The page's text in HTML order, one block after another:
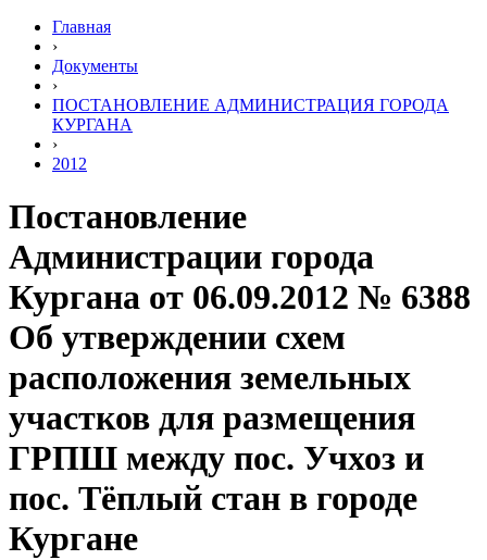
Главная
›
Документы
›
ПОСТАНОВЛЕНИЕ АДМИНИСТРАЦИЯ ГОРОДА
КУРГАНА
›
2012
Постановление
Администрации города
Кургана от 06.09.2012 № 6388
Об утверждении схем
расположения земельных
участков для размещения
ГРПШ между пос. Учхоз и
пос. Тёплый стан в городе
Кургане